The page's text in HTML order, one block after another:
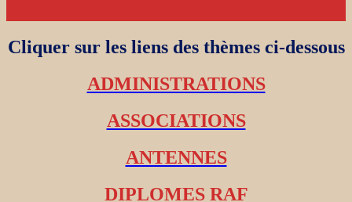
Cliquer sur les liens des thèmes ci-dessous
ADMINISTRATIONS
ASSOCIATIONS
ANTENNES
DIPLOMES RAF